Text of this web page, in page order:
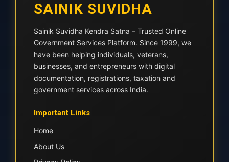
SAINIK SUVIDHA
Sainik Suvidha Kendra Satna – Trusted Online
Government Services Platform. Since 1999, we
have been helping individuals, veterans,
businesses, and entrepreneurs with digital
documentation, registrations, taxation and
government services across India.
Important Links
Home
About Us